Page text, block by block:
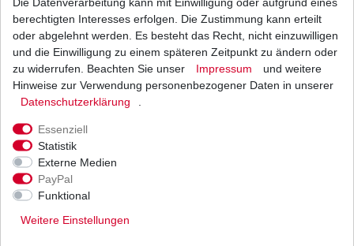
6N4B-2A-3
00412
Hersteller FB 6N6B-
2A
Hersteller GS
6N4B-2A
Infos zur Batterie und
zum Hersteller
YUMICRON BATTERIEN
Untersuchungen haben ergeben, dass
95% aller Batteriedefekte durch
unzureichende Ladezustände der
Batterien verursacht werden.
berechtigten Interesses erfolgen. Die Zustimmung kann erteilt
oder abgelehnt werden. Es besteht das Recht, nicht einzuwilligen
und die Einwilligung zu einem späteren Zeitpunkt zu ändern oder
zu widerrufen. Beachten Sie unser
Impressum
und weitere
Hinweise zur Verwendung personenbezogener Daten in unserer
Daten­schutz­erklärung
Essenziell
Statistik
Externe Medien
PayPal
Funktional
Weitere Einstellungen